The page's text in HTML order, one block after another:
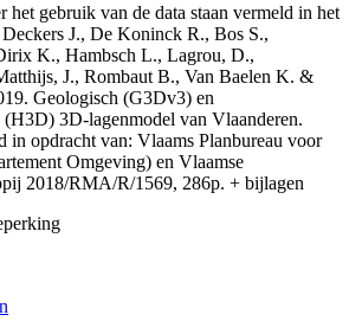
het gebruik van de data staan vermeld in het
J., De Koninck R., Bos S.,
K., Hambsch L., Lagrou, D.,
J., Rombaut B., Van Baelen K. &
Geologisch (G3Dv3) en
3D-lagenmodel van Vlaanderen.
in opdracht van: Vlaams Planbureau voor
Omgeving) en Vlaamse
2018/RMA/R/1569, 286p. + bijlagen